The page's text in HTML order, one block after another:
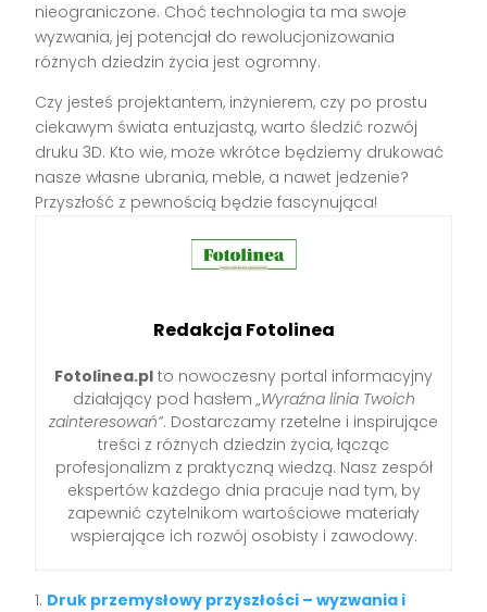
nieograniczone. Choć technologia ta ma swoje
wyzwania, jej potencjał do rewolucjonizowania
różnych dziedzin życia jest ogromny.
Czy jesteś projektantem, inżynierem, czy po prostu
ciekawym świata entuzjastą, warto śledzić rozwój
druku 3D. Kto wie, może wkrótce będziemy drukować
nasze własne ubrania, meble, a nawet jedzenie?
Przyszłość z pewnością będzie fascynująca!
Redakcja Fotolinea
Fotolinea.pl to nowoczesny portal informacyjny
działający pod hasłem „Wyraźna linia Twoich
zainteresowań”. Dostarczamy rzetelne i inspirujące
treści z różnych dziedzin życia, łącząc
profesjonalizm z praktyczną wiedzą. Nasz zespół
ekspertów każdego dnia pracuje nad tym, by
zapewnić czytelnikom wartościowe materiały
wspierające ich rozwój osobisty i zawodowy.
Druk przemysłowy przyszłości – wyzwania i